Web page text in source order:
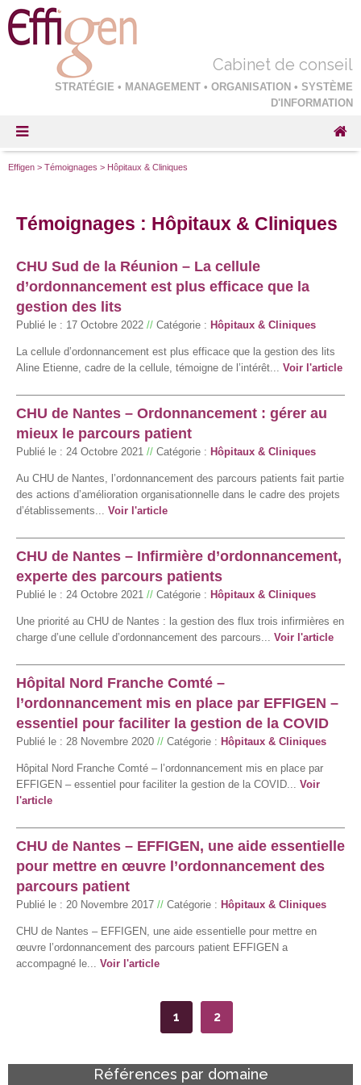
Cabinet de conseil
STRATÉGIE • MANAGEMENT • ORGANISATION • SYSTÈME
D'INFORMATION
Effigen > Témoignages > Hôpitaux & Cliniques
Témoignages : Hôpitaux & Cliniques
CHU Sud de la Réunion – La cellule
d’ordonnancement est plus efficace que la
gestion des lits
Publié le : 17 Octobre 2022 // Catégorie : Hôpitaux & Cliniques
La cellule d’ordonnancement est plus efficace que la gestion des lits
Aline Etienne, cadre de la cellule, témoigne de l’intérêt... Voir l'article
CHU de Nantes – Ordonnancement : gérer au
mieux le parcours patient
Publié le : 24 Octobre 2021 // Catégorie : Hôpitaux & Cliniques
Au CHU de Nantes, l’ordonnancement des parcours patients fait partie
des actions d’amélioration organisationnelle dans le cadre des projets
d’établissements... Voir l'article
CHU de Nantes – Infirmière d’ordonnancement,
experte des parcours patients
Publié le : 24 Octobre 2021 // Catégorie : Hôpitaux & Cliniques
Une priorité au CHU de Nantes : la gestion des flux trois infirmières en
charge d’une cellule d’ordonnancement des parcours... Voir l'article
Hôpital Nord Franche Comté –
l’ordonnancement mis en place par EFFIGEN –
essentiel pour faciliter la gestion de la COVID
Publié le : 28 Novembre 2020 // Catégorie : Hôpitaux & Cliniques
Hôpital Nord Franche Comté – l’ordonnancement mis en place par
EFFIGEN – essentiel pour faciliter la gestion de la COVID... Voir
l'article
CHU de Nantes – EFFIGEN, une aide essentielle
pour mettre en œuvre l’ordonnancement des
parcours patient
Publié le : 20 Novembre 2017 // Catégorie : Hôpitaux & Cliniques
CHU de Nantes – EFFIGEN, une aide essentielle pour mettre en
œuvre l’ordonnancement des parcours patient EFFIGEN a
accompagné le... Voir l'article
1 2
Références par domaine